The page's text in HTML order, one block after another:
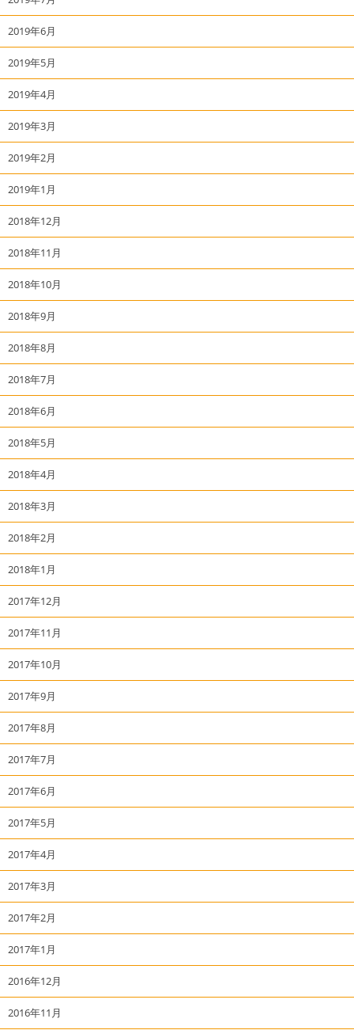
2019年6月
2019年5月
2019年4月
2019年3月
2019年2月
2019年1月
2018年12月
2018年11月
2018年10月
2018年9月
2018年8月
2018年7月
2018年6月
2018年5月
2018年4月
2018年3月
2018年2月
2018年1月
2017年12月
2017年11月
2017年10月
2017年9月
2017年8月
2017年7月
2017年6月
2017年5月
2017年4月
2017年3月
2017年2月
2017年1月
2016年12月
2016年11月